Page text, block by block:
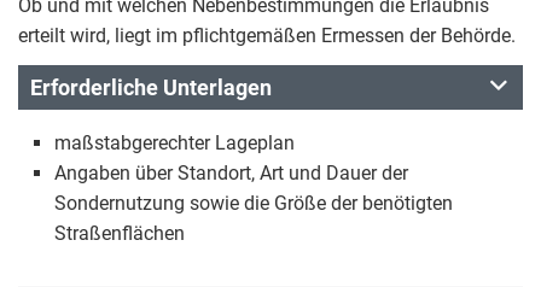
Ob und mit welchen Nebenbestimmungen die Erlaubnis
erteilt wird, liegt im pflichtgemäßen Ermessen der Behörde.
Erforderliche Unterlagen
maßstabgerechter Lageplan
Angaben über Standort, Art und Dauer der
Sondernutzung sowie die Größe der benötigten
Straßenflächen